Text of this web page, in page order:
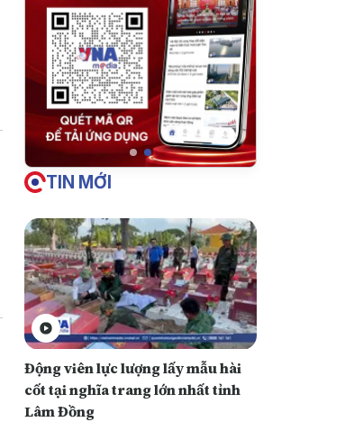
TIN MỚI
Động viên lực lượng lấy mẫu hài
cốt tại nghĩa trang lớn nhất tỉnh
Lâm Đồng